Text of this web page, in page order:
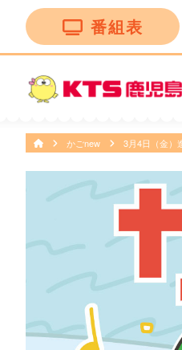
番組表
ンネル 11:50 ＦＮＮ Ｌ
かごnew 3月4日（金）